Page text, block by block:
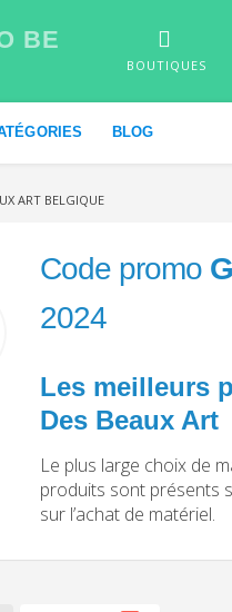
BE
BOUTIQUES
BLOG
ART BELGIQUE
Code promo
2024
Les meilleurs
Des Beaux Art
Le plus large choix de
produits sont présents
sur l’achat de matériel.